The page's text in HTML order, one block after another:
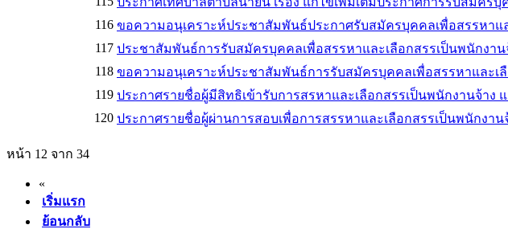
116 ขอความอนุเคราะห์ประชาสัมพันธ์ประกาศรับสมัครบุคคลเพื่อสรรหาแ
117 ประชาสัมพันธ์การรับสมัครบุคคลเพื่อสรรหาและเลือกสรรเป็นพนักงาน
118 ขอความอนุเคราะห์ประชาสัมพันธ์การรับสมัครบุคคลเพื่อสรรหาและเ
119 ประกาศรายชื่อผู้มีสิทธิเข้ารับการสรหาและเลือกสรรเป็นพนักงานจ้าง
120 ประกาศรายชื่อผู้ผ่านการสอบเพื่อการสรรหาและเลือกสรรเป็นพนักงา
หน้า 12 จาก 34
«
เริ่มแรก
ย้อนกลับ